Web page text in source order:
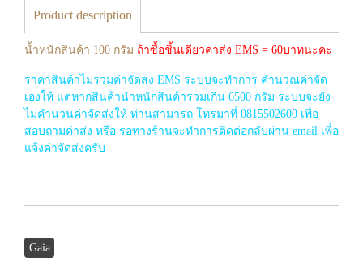
Product description
น้ำหนักสินค้า 100 กรัม ถ้าซื้อชิ้นเดียวค่าส่ง EMS = 60บาทนะคะ
ราคาสินค้าไม่รวมค่าจัดส่ง EMS ระบบจะทำการ คำนวณค่าจัด
เองให้ แต่หากสินค้านำหนักสินค้ารวมเกิน 6500 กรัม ระบบจะยัง
ไม่คำนวนค่าจัดส่งให้ ท่านสามารถ โทรมาที่ 0815502600 เพื่อ
สอบถามค่าส่ง หรือ รอทางร้านจะทำการติดต่อกลับผ่าน email เพื่อ
แจ้งค่าจัดส่งครับ
Gaia